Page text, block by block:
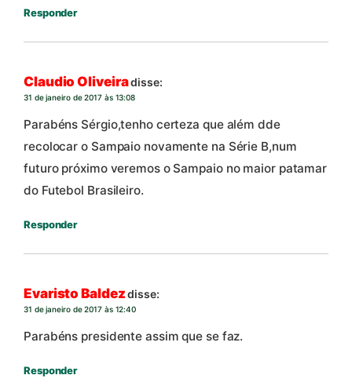
Responder
Claudio Oliveiradisse:
31 de janeiro de 2017 às 13:08
Parabéns Sérgio,tenho certeza que além dde
recolocar o Sampaio novamente na Série B,num
futuro próximo veremos o Sampaio no maior patamar
do Futebol Brasileiro.
Responder
Evaristo Baldez disse:
31 de janeiro de 2017 às 12:40
Parabéns presidente assim que se faz.
Responder